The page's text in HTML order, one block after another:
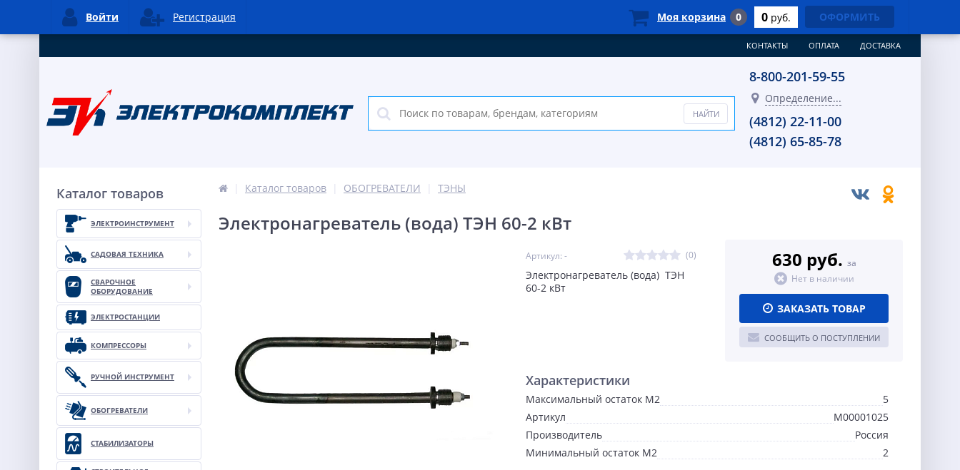
КОНТАКТЫ ОПЛАТА ДОСТАВКА
8-800-201-59-55
Определение...
(4812) 22-11-00
(4812) 65-85-78
Каталог товаров
ЭЛЕКТРОИНСТРУМЕНТ
САДОВАЯ ТЕХНИКА
СВАРОЧНОЕ
ОБОРУДОВАНИЕ
ЭЛЕКТРОСТАНЦИИ
КОМПРЕССОРЫ
РУЧНОЙ ИНСТРУМЕНТ
ОБОГРЕВАТЕЛИ
СТАБИЛИЗАТОРЫ
Каталог товаров ОБОГРЕВАТЕЛИ ТЭНЫ
Электронагреватель (вода) ТЭН 60-2 кВт
Артикул: - (0)
Электронагреватель (вода) ТЭН
60-2 кВт
630 руб. за
Нет в наличии
ЗАКАЗАТЬ ТОВАР
СООБЩИТЬ О ПОСТУПЛЕНИИ
Характеристики
Максимальный остаток М2
5
Артикул
М00001025
Производитель
Россия
Минимальный остаток М2
2
Войти Регистрация Моя корзина 0 0 руб. ОФОРМИТЬ